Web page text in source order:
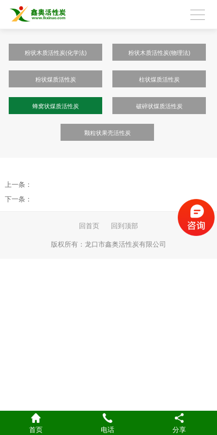
粉状木质活性炭(化学法) 粉状木质活性炭(物理法)
粉状煤质活性炭 柱状煤质活性炭
蜂窝状煤质活性炭 破碎状煤质活性炭
颗粒状果壳活性炭
上一条：
下一条：
回首页 回到顶部
版权所有： 龙口市鑫奥活性炭有限公司
首页 电话 分享